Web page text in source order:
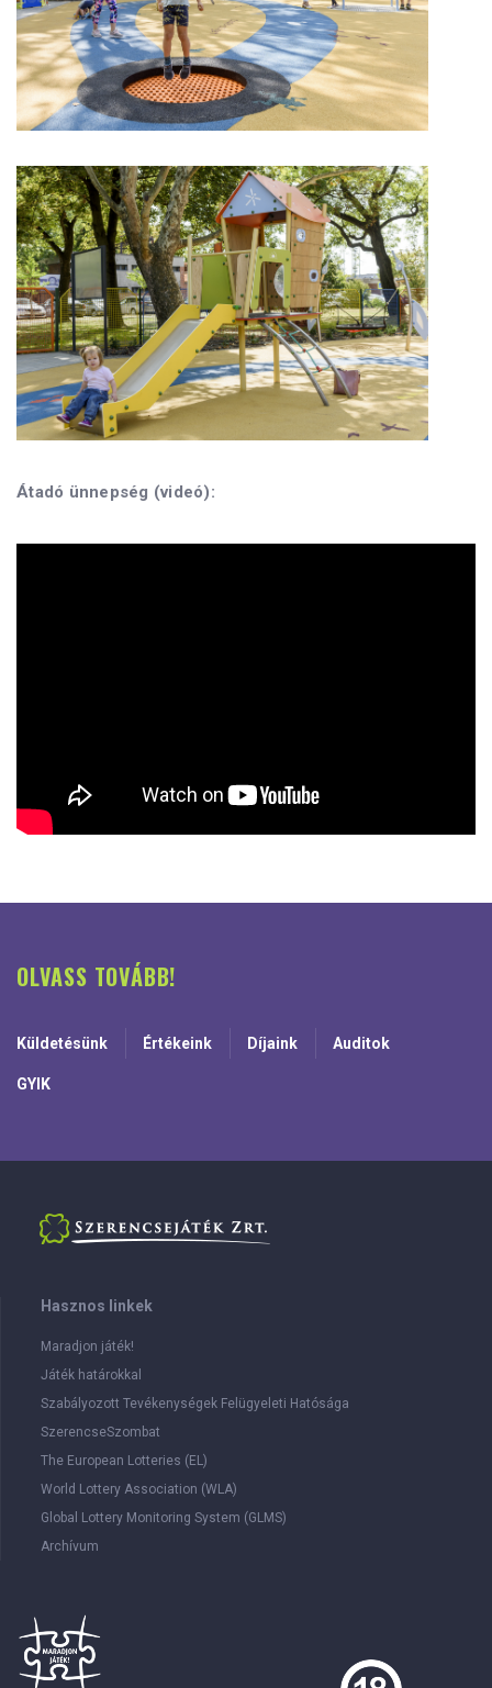
Átadó ünnepség (videó):
OLVASS TOVÁBB!
Küldetésünk Értékeink Díjaink Auditok
GYIK
Hasznos linkek
Maradjon játék!
Játék határokkal
Szabályozott Tevékenységek Felügyeleti Hatósága
SzerencseSzombat
The European Lotteries (EL)
World Lottery Association (WLA)
Global Lottery Monitoring System (GLMS)
Archívum